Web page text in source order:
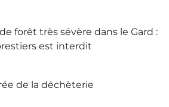
forêt très sévère dans le Gard :
est interdit
de la déchèterie